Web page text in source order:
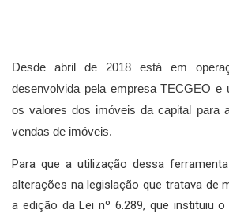
Desde abril de 2018 está em
desenvolvida pela empresa TECGEO e
os valores dos imóveis da capital para
vendas de imóveis.
Para que a utilização dessa
alterações na legislação que tratava de
a edição da Lei nº 6.289, que instituiu